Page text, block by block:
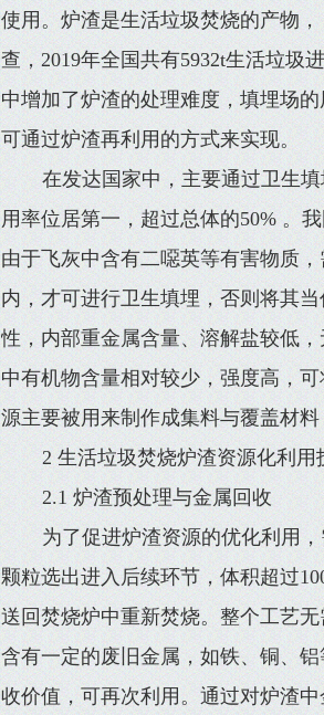
使用。炉渣是生活垃圾焚烧的产物
查，2019年全国共有5932t生活垃圾
中增加了炉渣的处理难度，填埋场
可通过炉渣再利用的方式来实现。
在发达国家中，主要通过卫生
用率位居第一，超过总体的50% 。
由于飞灰中含有二噁英等有害物质
内，才可进行卫生填埋，否则将其
性，内部重金属含量、溶解盐较低
中有机物含量相对较少，强度高，
源主要被用来制作成集料与覆盖材
2 生活垃圾焚烧炉渣资源化利用
2.1 炉渣预处理与金属回收
为了促进炉渣资源的优化利用
颗粒选出进入后续环节，体积超过
送回焚烧炉中重新焚烧。整个工艺
含有一定的废旧金属，如铁、铜、
收价值，可再次利用。通过对炉渣